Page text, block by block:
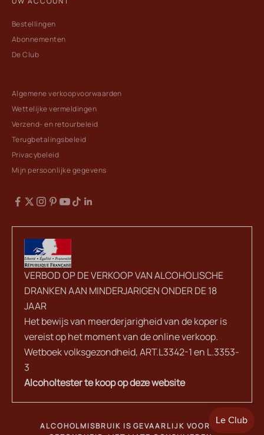
Bestellingen
Abonnementen
De Club
Algemene verkoopvoorwaarden
Wettelijke vermeldingen
Verzend- en retourbeleid
Terugbetalingsbeleid
Privacybeleid
Mijn persoonlijke gegevens
VERBOD OP DE VERKOOP VAN ALCOHOLISCHE
DRANKEN AAN MINDERJARIGEN ONDER DE 18
JAAR
Het bewijs van meerderjarigheid van de koper is
vereist op het moment van de online verkoop.
Wetboek volksgezondheid, ART.L3342-1 en L.3353-
3
Alcoholtester te koop op deze website
ALCOHOLMISBRUIK IS GEVAARLIJK VOOR DE